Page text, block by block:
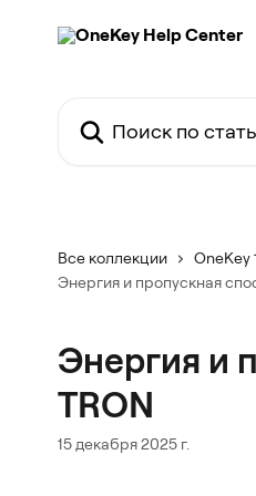
Все коллекции OneKey
Энергия и пропускная
Энергия и
TRON
15 декабря 2025 г.